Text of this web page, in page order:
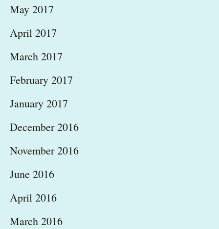
May 2017
April 2017
March 2017
February 2017
January 2017
December 2016
November 2016
June 2016
April 2016
March 2016